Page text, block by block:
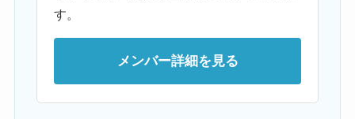
す。
メンバー詳細を見る